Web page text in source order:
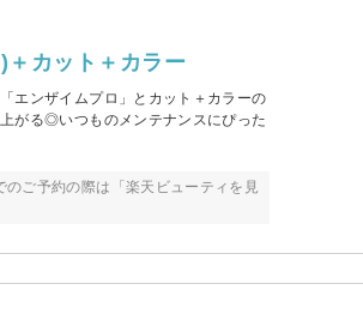
カット＋カラー
エンザイムプロ」とカット＋カラーの
がる◎いつものメンテナンスにぴった
ご予約の際は「楽天ビューティを見